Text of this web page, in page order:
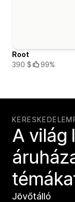
Root
390 $
99%
A világ
Jövőtálló